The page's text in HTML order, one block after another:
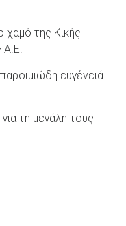
χαμό της Κικής
ευγένειά
τη μεγάλη τους